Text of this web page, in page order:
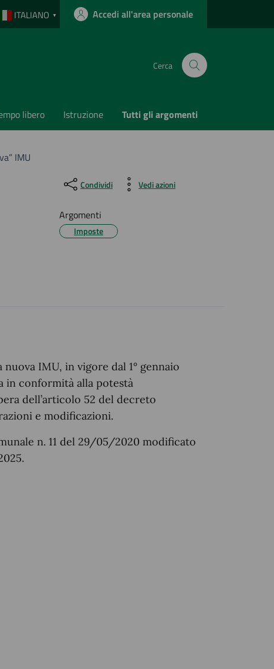
ITALIANO ▼ Accedi all'area personale
Cerca
libero Istruzione Tutti gli argomenti
IMU
Condividi Vedi azioni
Argomenti
Imposte
IMU, in vigore dal 1° gennaio
in conformità alla potestà
dell’articolo 52 del decreto
e modificazioni.
n. 11 del 29/05/2020 modificato